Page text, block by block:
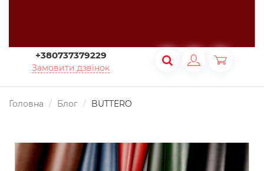
+380737379229
Замовити дзвінок
Головна Блог BUTTERO